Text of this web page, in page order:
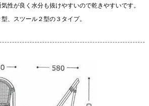
性が良く水分も抜けやすいので乾きやすいです。
、スツール２型の３タイプ。